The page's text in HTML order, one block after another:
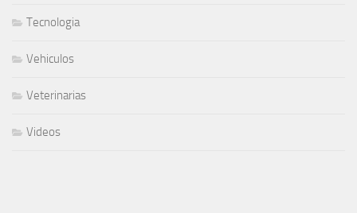
Tecnologia
Vehiculos
Veterinarias
Videos